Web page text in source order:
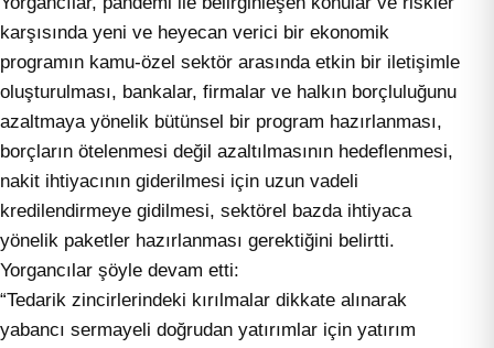
karşısında yeni ve heyecan verici bir ekonomik
programın kamu-özel sektör arasında etkin bir iletişimle
oluşturulması, bankalar, firmalar ve halkın borçluluğunu
azaltmaya yönelik bütünsel bir program hazırlanması,
borçların ötelenmesi değil azaltılmasının hedeflenmesi,
nakit ihtiyacının giderilmesi için uzun vadeli
kredilendirmeye gidilmesi, sektörel bazda ihtiyaca
yönelik paketler hazırlanması gerektiğini belirtti.
Yorgancılar şöyle devam etti:
“Tedarik zincirlerindeki kırılmalar dikkate alınarak
yabancı sermayeli doğrudan yatırımlar için yatırım